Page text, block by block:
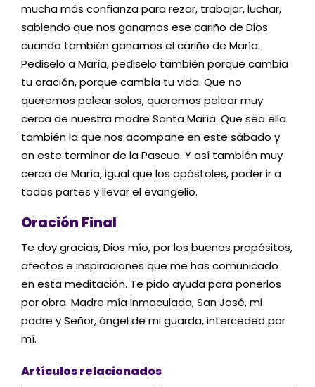
mucha más confianza para rezar, trabajar, luchar,
sabiendo que nos ganamos ese cariño de Dios
cuando también ganamos el cariño de María.
Pediselo a María, pediselo también porque cambia
tu oración, porque cambia tu vida. Que no
queremos pelear solos, queremos pelear muy
cerca de nuestra madre Santa María. Que sea ella
también la que nos acompañe en este sábado y
en este terminar de la Pascua. Y así también muy
cerca de María, igual que los apóstoles, poder ir a
todas partes y llevar el evangelio.
Oración Final
Te doy gracias, Dios mío, por los buenos propósitos,
afectos e inspiraciones que me has comunicado
en esta meditación. Te pido ayuda para ponerlos
por obra. Madre mía Inmaculada, San José, mi
padre y Señor, ángel de mi guarda, interceded por
mí.
Artículos relacionados